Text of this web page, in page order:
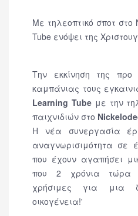
Με τηλεοπτικό σποτ στο
Tube ενόψει της
Την εκκίνηση της προ
καμπάνιας τους
Learning Tubeμε την
παιχνιδιών στο
Η νέα συνεργασία
αναγνωρισιμότητα σε
που έχουν αγαπήσει
που 2 χρόνια τώρα
χρήσιμες για μια
οικογένεια!'